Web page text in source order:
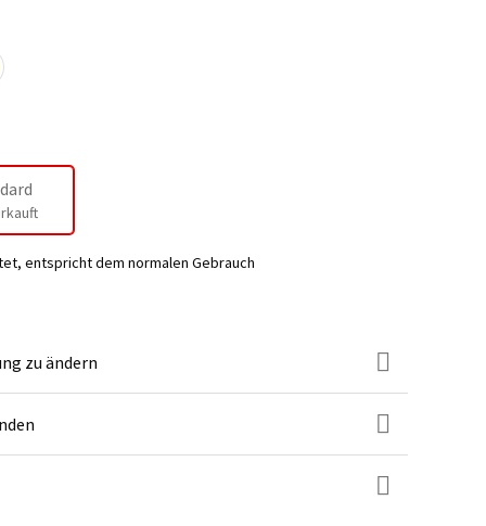
entspricht dem normalen Gebrauch
zu ändern